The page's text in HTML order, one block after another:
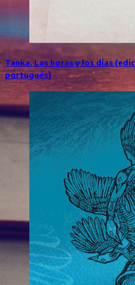
Tanka. Las horas y los días
portugués)